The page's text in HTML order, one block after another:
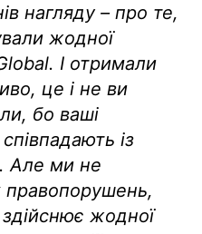
нагляду – про те,
жодної
І отримали
це і не ви
бо ваші
із
Але ми не
жодної